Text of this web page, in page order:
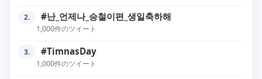
2. #난_언제나_승철이편_생일축하해
1,000件のツイート
3. #TimnasDay
1,000件のツイート